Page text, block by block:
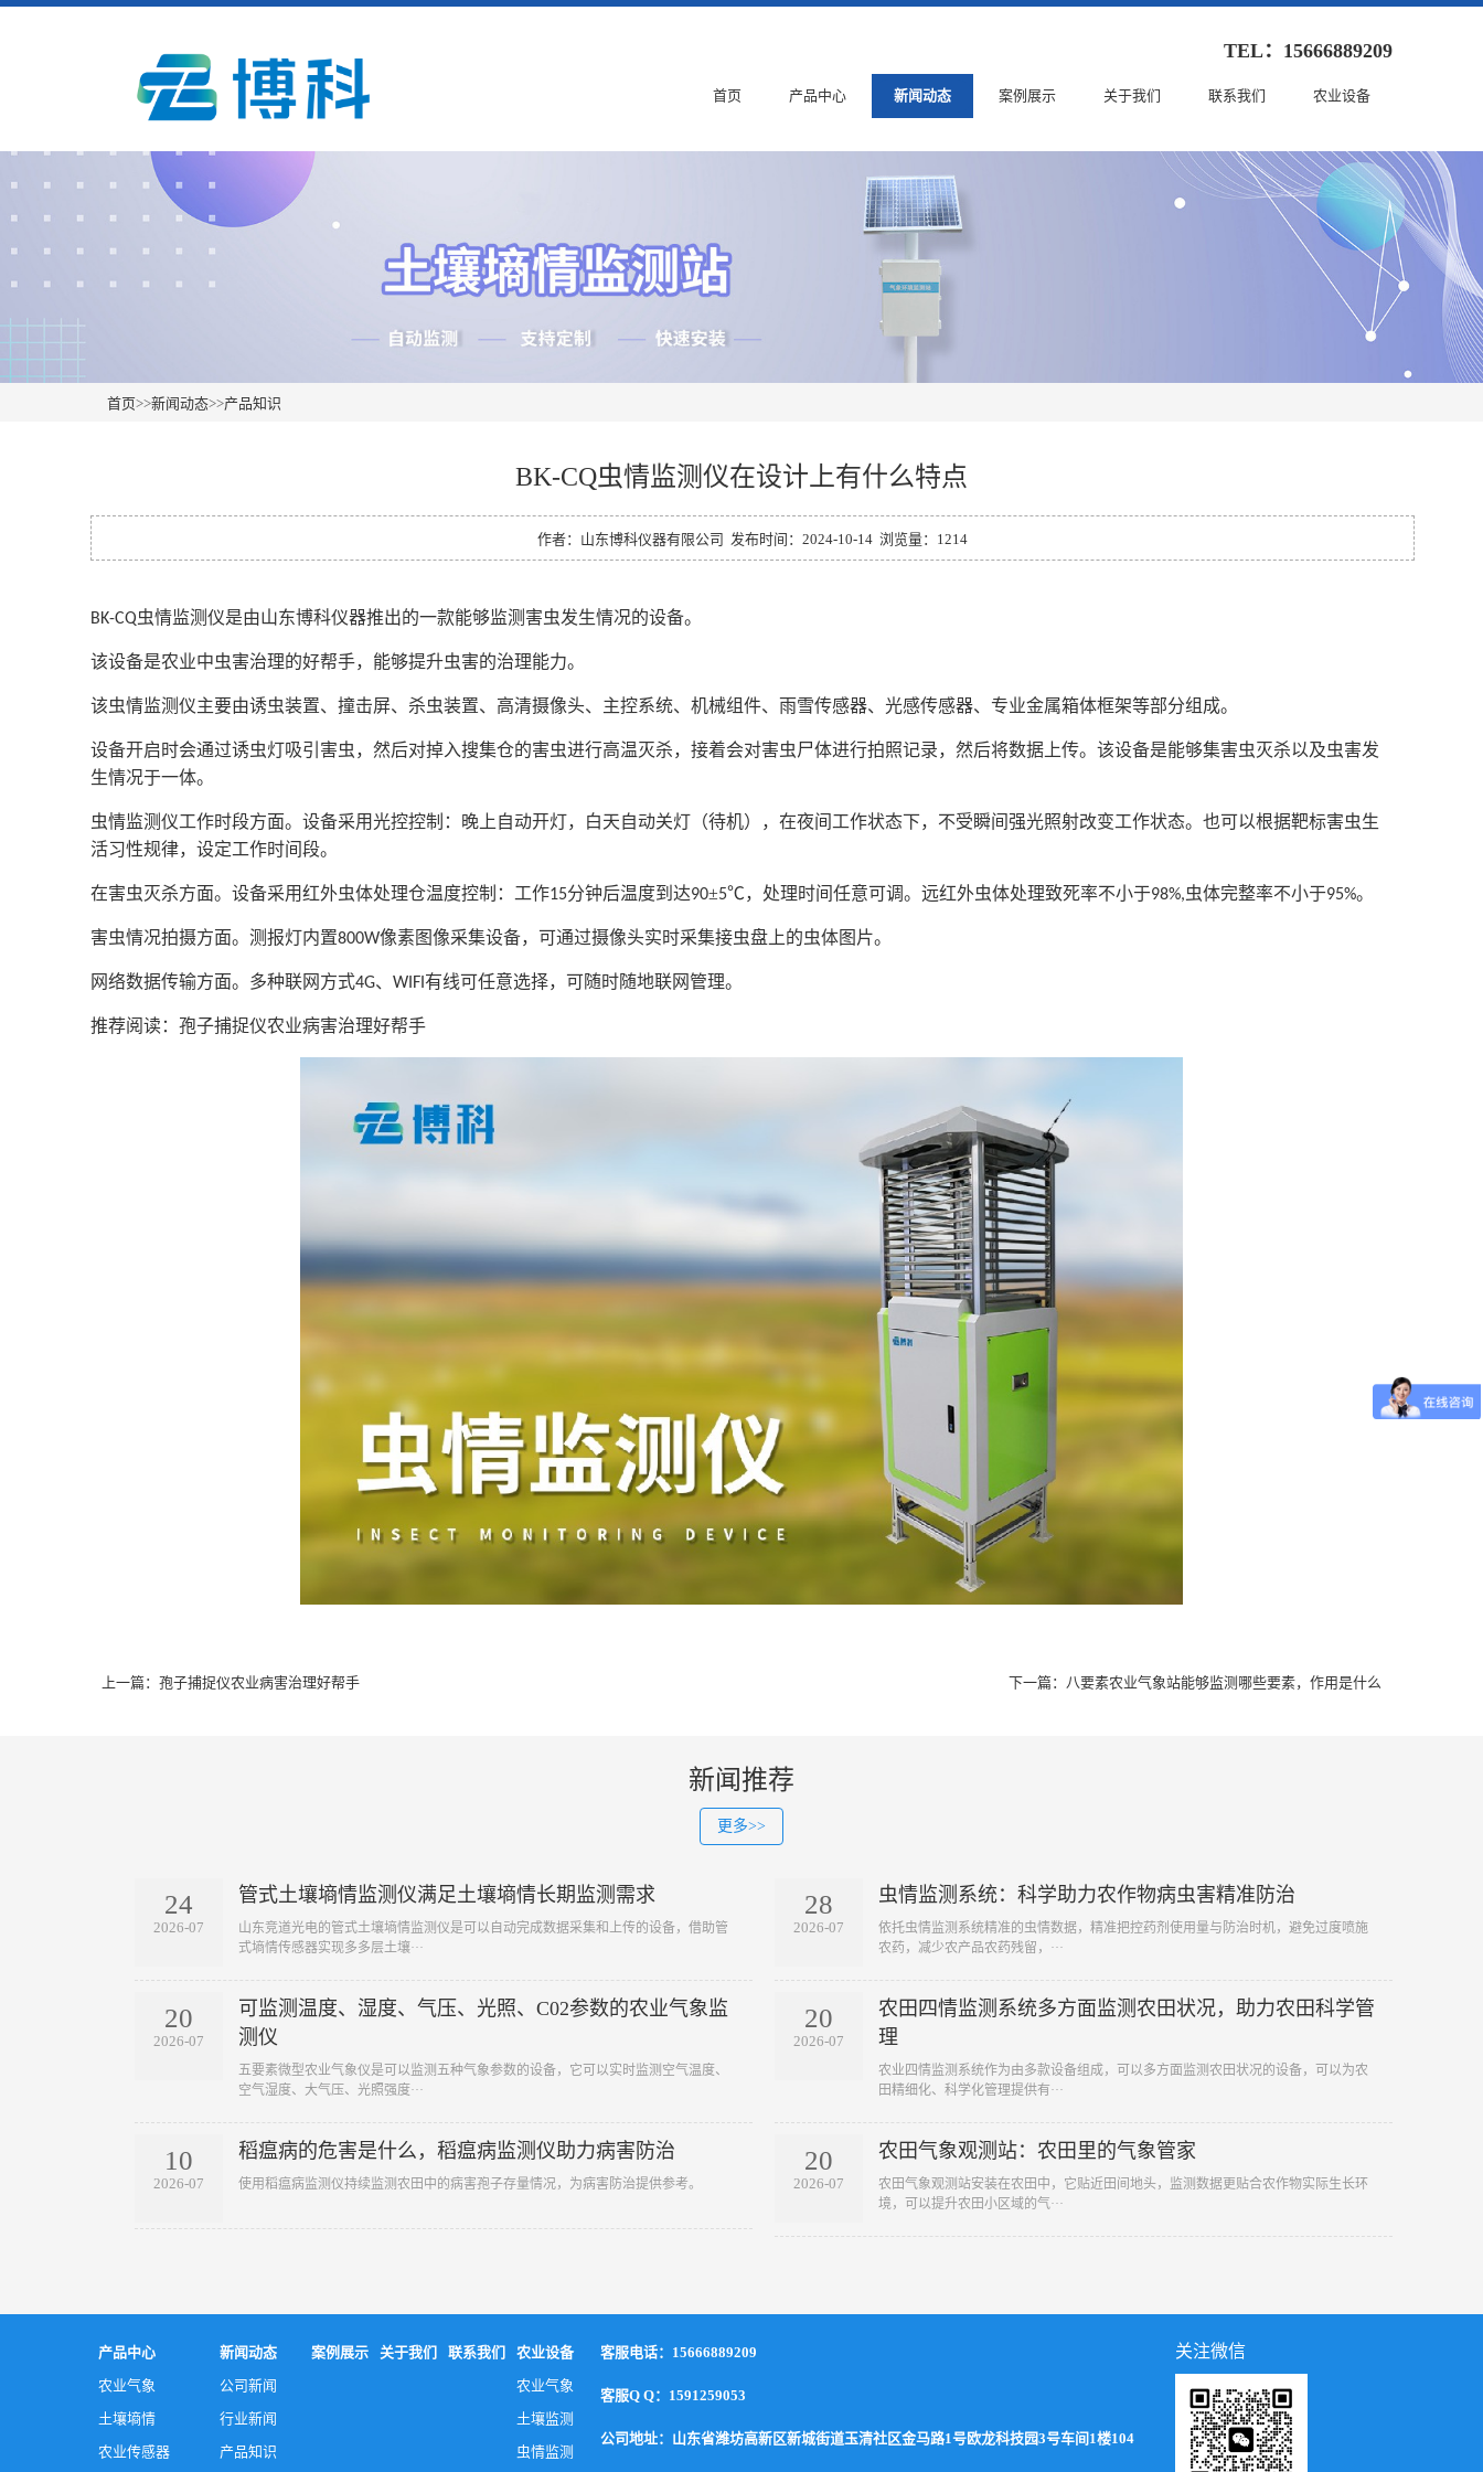
TEL：15666889209
首页 产品中心 新闻动态 案例展示 关于我们 联系我们 农业设备
首页>>新闻动态>>产品知识
BK-CQ虫情监测仪在设计上有什么特点
作者：山东博科仪器有限公司 发布时间：2024-10-14 浏览量：1214
BK-CQ虫情监测仪是由山东博科仪器推出的一款能够监测害虫发生情况的设备。
该设备是农业中虫害治理的好帮手，能够提升虫害的治理能力。
该虫情监测仪主要由诱虫装置、撞击屏、杀虫装置、高清摄像头、主控系统、机械组件、雨雪传感器、光感传感器、专业金属箱体框架等部分组成。
设备开启时会通过诱虫灯吸引害虫，然后对掉入搜集仓的害虫进行高温灭杀，接着会对害虫尸体进行拍照记录，然后将数据上传。该设备是能够集害虫灭杀以及虫害发
生情况于一体。
虫情监测仪工作时段方面。设备采用光控控制：晚上自动开灯，白天自动关灯（待机），在夜间工作状态下，不受瞬间强光照射改变工作状态。也可以根据靶标害虫生
活习性规律，设定工作时间段。
在害虫灭杀方面。设备采用红外虫体处理仓温度控制：工作15分钟后温度到达90±5℃，处理时间任意可调。远红外虫体处理致死率不小于98%,虫体完整率不小于95%。
害虫情况拍摄方面。测报灯内置800W像素图像采集设备，可通过摄像头实时采集接虫盘上的虫体图片。
网络数据传输方面。 多种联网方式4G、 WIFI有线可任意选择，可随时随地联网管理。
推荐阅读： 孢子捕捉仪农业病害治理好帮手
上一篇： 孢子捕捉仪农业病害治理好帮手 下一篇： 八要素农业气象站能够监测哪些要素，作用是什么
新闻推荐
更多>>
24
2026-07
管式土壤墒情监测仪满足土壤墒情长期监测需求
山东竞道光电的管式土壤墒情监测仪是可以自动完成数据采集和上传的设备，借助管
式墒情传感器实现多多层土壤···
20
2026-07
可监测温度、湿度、气压、光照、C02参数的农业气象监
测仪
五要素微型农业气象仪是可以监测五种气象参数的设备，它可以实时监测空气温度、
空气湿度、大气压、光照强度···
10
2026-07
稻瘟病的危害是什么，稻瘟病监测仪助力病害防治
使用稻瘟病监测仪持续监测农田中的病害孢子存量情况，为病害防治提供参考。
28
2026-07
虫情监测系统：科学助力农作物病虫害精准防治
依托虫情监测系统精准的虫情数据，精准把控药剂使用量与防治时机，避免过度喷施
农药，减少农产品农药残留，···
20
2026-07
农田四情监测系统多方面监测农田状况，助力农田科学管
理
农业四情监测系统作为由多款设备组成，可以多方面监测农田状况的设备，可以为农
田精细化、科学化管理提供有···
20
2026-07
农田气象观测站：农田里的气象管家
农田气象观测站安装在农田中，它贴近田间地头，监测数据更贴合农作物实际生长环
境，可以提升农田小区域的气···
产品中心
农业气象
土壤墒情
农业传感器
新闻动态
公司新闻
行业新闻
产品知识
案例展示 关于我们 联系我们
农业设备
农业气象
土壤监测
虫情监测
客服电话：15666889209
客服Q Q：1591259053
公司地址：山东省潍坊高新区新城街道玉清社区金马路1号欧龙科技园3号车间1楼104
关注微信